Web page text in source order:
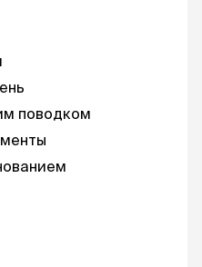
поводком